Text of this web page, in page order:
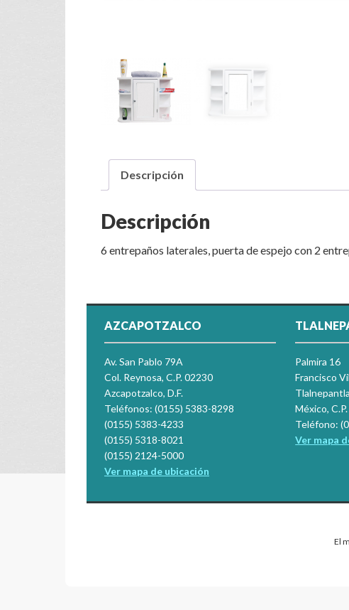
Descripción
Descripción
6 entrepaños laterales, puerta de espejo con 2
AZCAPOTZALCO
Av. San Pablo 79A
Col. Reynosa, C.P. 02230
Azcapotzalco, D.F.
Teléfonos: (0155) 5383-8298
(0155) 5383-4233
(0155) 5318-8021
(0155) 2124-5000
Ver mapa de ubicación
Palmira 16
Francisco
Tlalnepantla
México,
Teléfono:
Ver mapa
El